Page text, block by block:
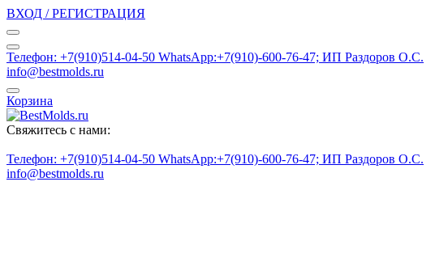
ВХОД / РЕГИСТРАЦИЯ
Телефон: +7(910)514-04-50 WhatsApp:+7(910)-600-76-47; ИП Раздоров О.С.
info@bestmolds.ru
Корзина
Свяжитесь с нами:
Телефон: +7(910)514-04-50 WhatsApp:+7(910)-600-76-47; ИП Раздоров О.С.
info@bestmolds.ru